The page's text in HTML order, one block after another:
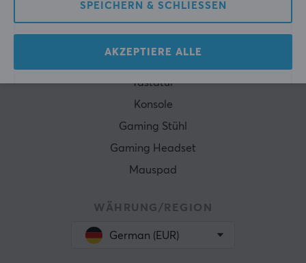
BELIEBTE KATEGORIE
Tastatur
Konsole
Gaming Stühl
Gaming Headset
Mauspad
WÄHRUNG/REGION
German (EUR)
SPEICHERN & SCHLIESSEN
AKZEPTIERE ALLE